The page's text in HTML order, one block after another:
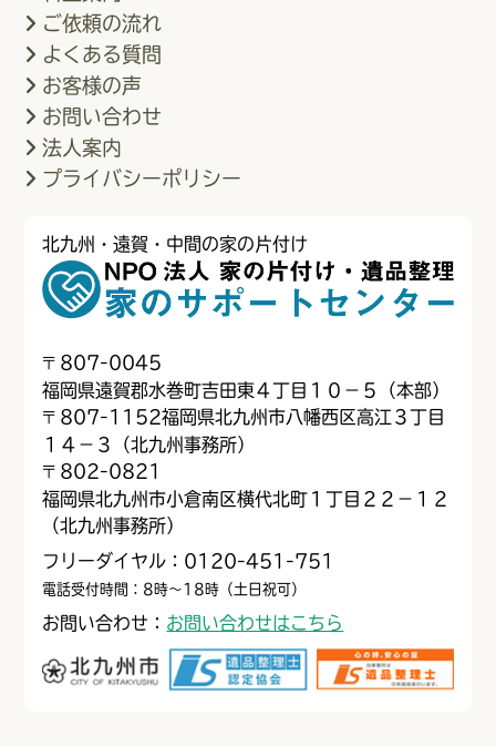
北九州・遠賀・中間の家の片付け
〒 807-0045
福岡県遠賀郡水巻町吉田東４丁目１０−５（本部）
〒 807-1152福岡県北九州市八幡西区高江３丁目
１４−３（北九州事務所）
〒 802-0821
福岡県北九州市小倉南区横代北町１丁目２２−１２
（北九州事務所）
フリーダイヤル：0120-451-751
電話受付時間：8時～18時（土日祝可）
お問い合わせ： お問い合わせはこちら
ご依頼の流れ
よくある質問
お客様の声
お問い合わせ
法人案内
プライバシーポリシー